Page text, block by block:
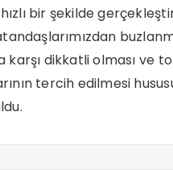
bir şekilde
karşı dikkatli olması ve
tercih edilmesi